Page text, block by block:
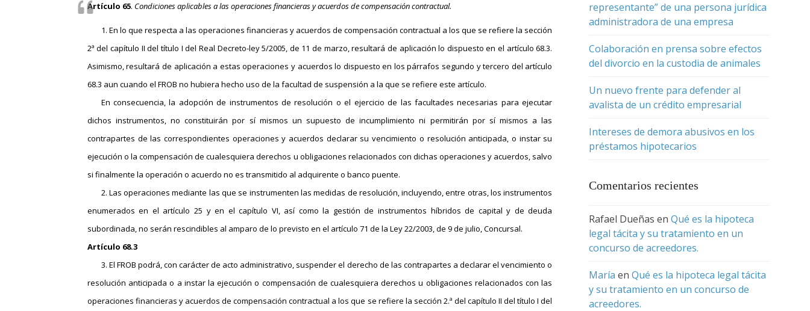
Artículo 65. Condiciones aplicables a las operaciones financieras y acuerdos de compensación contractual.
1. En lo que respecta a las operaciones financieras y acuerdos de compensación contractual a los que se refiere la sección
2ª del capítulo II del título I del Real Decreto-ley 5/2005, de 11 de marzo, resultará de aplicación lo dispuesto en el artículo 68.3.
Asimismo, resultará de aplicación a estas operaciones y acuerdos lo dispuesto en los párrafos segundo y tercero del artículo
68.3 aun cuando el FROB no hubiera hecho uso de la facultad de suspensión a la que se refiere este artículo.
En consecuencia, la adopción de instrumentos de resolución o el ejercicio de las facultades necesarias para ejecutar
dichos instrumentos, no constituirán por sí mismos un supuesto de incumplimiento ni permitirán por sí mismos a las
contrapartes de las correspondientes operaciones y acuerdos declarar su vencimiento o resolución anticipada, o instar su
ejecución o la compensación de cualesquiera derechos u obligaciones relacionados con dichas operaciones y acuerdos, salvo
si finalmente la operación o acuerdo no es transmitido al adquirente o banco puente.
2. Las operaciones mediante las que se instrumenten las medidas de resolución, incluyendo, entre otras, los instrumentos
enumerados en el artículo 25 y en el capítulo VI, así como la gestión de instrumentos híbridos de capital y de deuda
subordinada, no serán rescindibles al amparo de lo previsto en el artículo 71 de la Ley 22/2003, de 9 de julio, Concursal.
Artículo 68.3
3. El FROB podrá, con carácter de acto administrativo, suspender el derecho de las contrapartes a declarar el vencimiento o
resolución anticipada o a instar la ejecución o compensación de cualesquiera derechos u obligaciones relacionados con las
operaciones financieras y acuerdos de compensación contractual a los que se refiere la sección 2.ª del capítulo II del título I del
representante” de una persona jurídica
administradora de una empresa
Colaboración en prensa sobre efectos
del divorcio en la custodia de animales
Un nuevo frente para defender al
avalista de un crédito empresarial
Intereses de demora abusivos en los
préstamos hipotecarios
Comentarios recientes
Rafael Dueñas en Qué es la hipoteca
legal tácita y su tratamiento en un
concurso de acreedores.
María en Qué es la hipoteca legal tácita
y su tratamiento en un concurso de
acreedores.